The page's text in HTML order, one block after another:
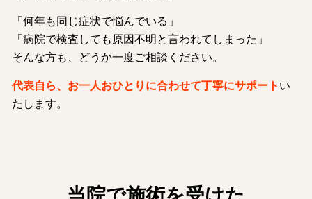
「何年も同じ症状で悩んでいる」
「病院で検査しても原因不明と言われてしまった」
そんな方も、どうか一度ご相談ください。
代表自ら、お一人おひとりに合わせて丁寧にサポート い
たします。